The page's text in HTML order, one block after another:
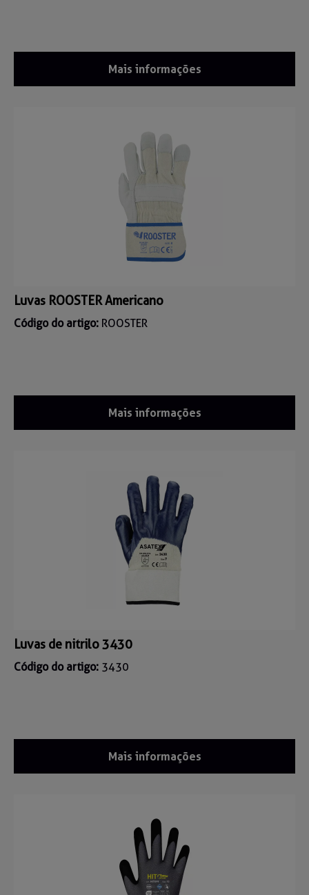
Mais informações
Luvas ROOSTER Americano
Código do artigo: ROOSTER
Mais informações
Luvas de nitrilo 3430
Código do artigo: 3430
Mais informações